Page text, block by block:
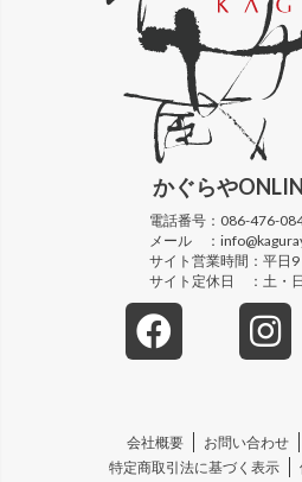
かぐらや
電話番号： 086-476-
メール ：
サイト営業時間： 平日
サイト定休日 ： 土・
会社概要 お問い合わせ
特定商取引法に基づく表示